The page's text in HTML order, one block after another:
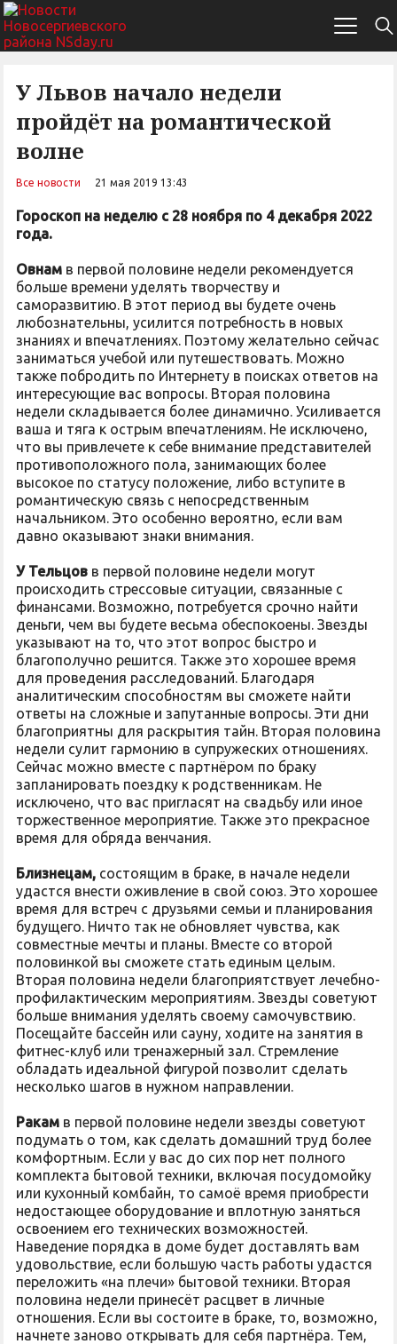
У Львов начало недели
пройдёт на романтической
волне
Все новости 21 мая 2019 13:43
Гороскоп на неделю с 28 ноября по 4 декабря 2022
года.
Овнам в первой половине недели рекомендуется
больше времени уделять творчеству и
саморазвитию. В этот период вы будете очень
любознательны, усилится потребность в новых
знаниях и впечатлениях. Поэтому желательно сейчас
заниматься учебой или путешествовать. Можно
также побродить по Интернету в поисках ответов на
интересующие вас вопросы. Вторая половина
недели складывается более динамично. Усиливается
ваша и тяга к острым впечатлениям. Не исключено,
что вы привлечете к себе внимание представителей
противоположного пола, занимающих более
высокое по статусу положение, либо вступите в
романтическую связь с непосредственным
начальником. Это особенно вероятно, если вам
давно оказывают знаки внимания.
У Тельцов в первой половине недели могут
происходить стрессовые ситуации, связанные с
финансами. Возможно, потребуется срочно найти
деньги, чем вы будете весьма обеспокоены. Звезды
указывают на то, что этот вопрос быстро и
благополучно решится. Также это хорошее время
для проведения расследований. Благодаря
аналитическим способностям вы сможете найти
ответы на сложные и запутанные вопросы. Эти дни
благоприятны для раскрытия тайн. Вторая половина
недели сулит гармонию в супружеских отношениях.
Сейчас можно вместе с партнёром по браку
запланировать поездку к родственникам. Не
исключено, что вас пригласят на свадьбу или иное
торжественное мероприятие. Также это прекрасное
время для обряда венчания.
Близнецам, состоящим в браке, в начале недели
удастся внести оживление в свой союз. Это хорошее
время для встреч с друзьями семьи и планирования
будущего. Ничто так не обновляет чувства, как
совместные мечты и планы. Вместе со второй
половинкой вы сможете стать единым целым.
Вторая половина недели благоприятствует лечебно-
профилактическим мероприятиям. Звезды советуют
больше внимания уделять своему самочувствию.
Посещайте бассейн или сауну, ходите на занятия в
фитнес-клуб или тренажерный зал. Стремление
обладать идеальной фигурой позволит сделать
несколько шагов в нужном направлении.
Ракам в первой половине недели звезды советуют
подумать о том, как сделать домашний труд более
комфортным. Если у вас до сих пор нет полного
комплекта бытовой техники, включая посудомойку
или кухонный комбайн, то самоё время приобрести
недостающее оборудование и вплотную заняться
освоением его технических возможностей.
Наведение порядка в доме будет доставлять вам
удовольствие, если большую часть работы удастся
переложить «на плечи» бытовой техники. Вторая
половина недели принесёт расцвет в личные
отношения. Если вы состоите в браке, то, возможно,
начнете заново открывать для себя партнёра. Тем,